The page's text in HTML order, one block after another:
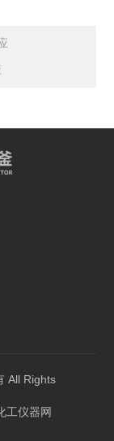
All Rights
工仪器网